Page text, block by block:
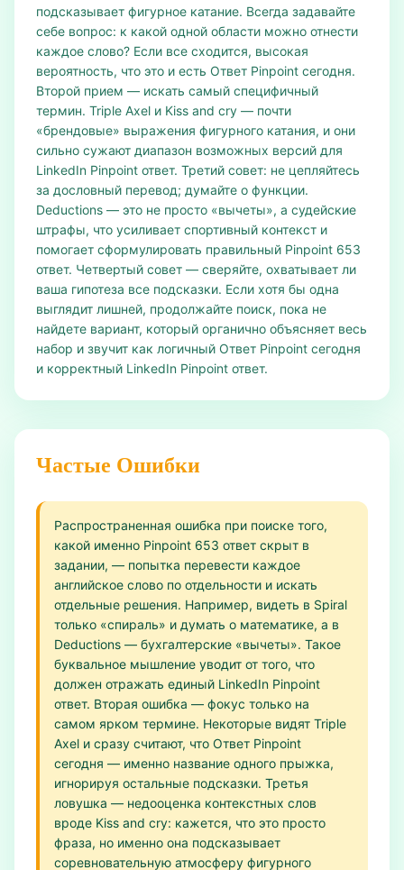
подсказывает фигурное катание. Всегда задавайте
себе вопрос: к какой одной области можно отнести
каждое слово? Если все сходится, высокая
вероятность, что это и есть Ответ Pinpoint сегодня.
Второй прием — искать самый специфичный
термин. Triple Axel и Kiss and cry — почти
«брендовые» выражения фигурного катания, и они
сильно сужают диапазон возможных версий для
LinkedIn Pinpoint ответ. Третий совет: не цепляйтесь
за дословный перевод; думайте о функции.
Deductions — это не просто «вычеты», а судейские
штрафы, что усиливает спортивный контекст и
помогает сформулировать правильный Pinpoint 653
ответ. Четвертый совет — сверяйте, охватывает ли
ваша гипотеза все подсказки. Если хотя бы одна
выглядит лишней, продолжайте поиск, пока не
найдете вариант, который органично объясняет весь
набор и звучит как логичный Ответ Pinpoint сегодня
и корректный LinkedIn Pinpoint ответ.
Частые Ошибки
Распространенная ошибка при поиске того,
какой именно Pinpoint 653 ответ скрыт в
задании, — попытка перевести каждое
английское слово по отдельности и искать
отдельные решения. Например, видеть в Spiral
только «спираль» и думать о математике, а в
Deductions — бухгалтерские «вычеты». Такое
буквальное мышление уводит от того, что
должен отражать единый LinkedIn Pinpoint
ответ. Вторая ошибка — фокус только на
самом ярком термине. Некоторые видят Triple
Axel и сразу считают, что Ответ Pinpoint
сегодня — именно название одного прыжка,
игнорируя остальные подсказки. Третья
ловушка — недооценка контекстных слов
вроде Kiss and cry: кажется, что это просто
фраза, но именно она подсказывает
соревновательную атмосферу фигурного